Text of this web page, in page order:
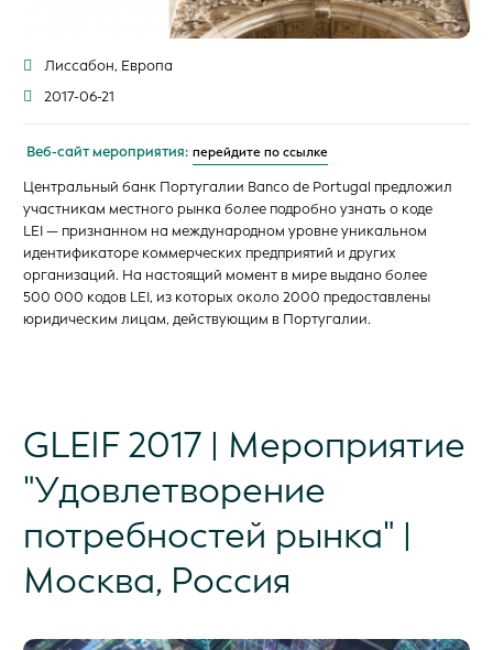
Лиссабон, Европа
2017-06-21
Веб-сайт мероприятия: перейдите по ссылке
Центральный банк Португалии Banco de Portugal предложил
участникам местного рынка более подробно узнать о коде
LEI — признанном на международном уровне уникальном
идентификаторе коммерческих предприятий и других
организаций. На настоящий момент в мире выдано более
500 000 кодов LEI, из которых около 2000 предоставлены
юридическим лицам, действующим в Португалии.
GLEIF 2017 | Мероприятие
"Удовлетворение
потребностей рынка" |
Москва, Россия